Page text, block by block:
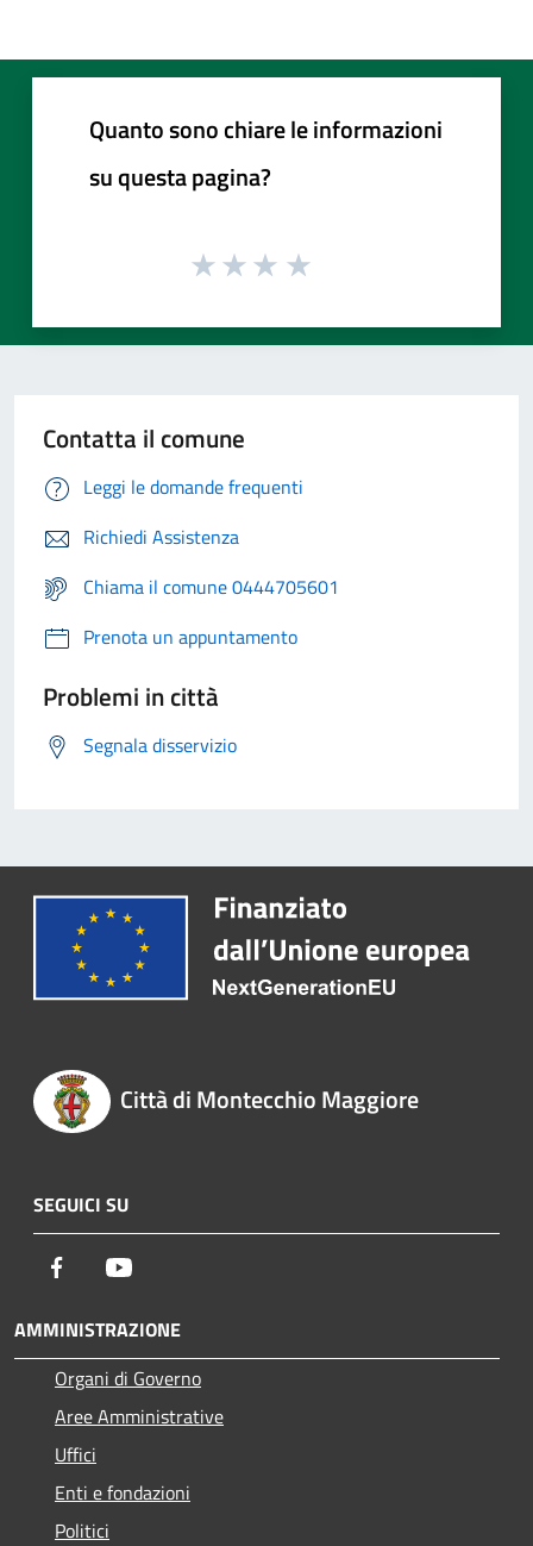
Quanto sono chiare le informazioni
su questa pagina?
Contatta il comune
Leggi le domande frequenti
Richiedi Assistenza
Chiama il comune 0444705601
Prenota un appuntamento
Problemi in città
Segnala disservizio
Città di Montecchio Maggiore
SEGUICI SU
Facebook
AMMINISTRAZIONE
Organi di Governo
Aree Amministrative
Uffici
Enti e fondazioni
Politici